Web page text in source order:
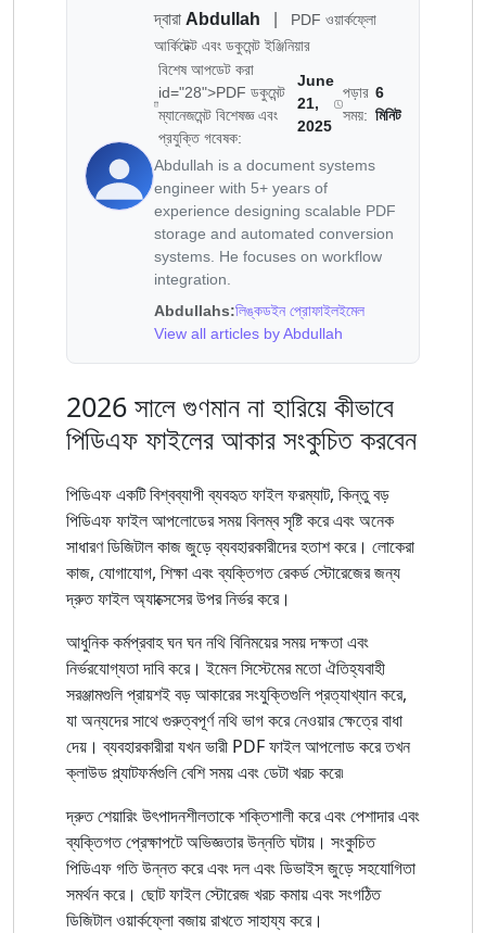
দ্বারা Abdullah
PDF ওয়ার্কফ্লো
আর্কিটেক্ট এবং ডকুমেন্ট ইঞ্জিনিয়ার
বিশেষ আপডেট করা
id="28">PDF ডকুমেন্ট
ম্যানেজমেন্ট বিশেষজ্ঞ এবং
প্রযুক্তি গবেষক:
June
21,
2025
পড়ার
সময়:
6
মিনিট
Abdullah is a document systems
engineer with 5+ years of
experience designing scalable PDF
storage and automated conversion
systems. He focuses on workflow
integration.
Abdullahs:লিঙ্কডইন প্রোফাইলইমেল
View all articles by Abdullah
2026 সালে গুণমান না হারিয়ে কীভাবে
পিডিএফ ফাইলের আকার সংকুচিত করবেন
পিডিএফ একটি বিশ্বব্যাপী ব্যবহৃত ফাইল ফরম্যাট, কিন্তু বড়
পিডিএফ ফাইল আপলোডের সময় বিলম্ব সৃষ্টি করে এবং অনেক
সাধারণ ডিজিটাল কাজ জুড়ে ব্যবহারকারীদের হতাশ করে। লোকেরা
কাজ, যোগাযোগ, শিক্ষা এবং ব্যক্তিগত রেকর্ড স্টোরেজের জন্য
দ্রুত ফাইল অ্যাক্সেসের উপর নির্ভর করে।
আধুনিক কর্মপ্রবাহ ঘন ঘন নথি বিনিময়ের সময় দক্ষতা এবং
নির্ভরযোগ্যতা দাবি করে। ইমেল সিস্টেমের মতো ঐতিহ্যবাহী
সরঞ্জামগুলি প্রায়শই বড় আকারের সংযুক্তিগুলি প্রত্যাখ্যান করে,
যা অন্যদের সাথে গুরুত্বপূর্ণ নথি ভাগ করে নেওয়ার ক্ষেত্রে বাধা
দেয়। ব্যবহারকারীরা যখন ভারী PDF ফাইল আপলোড করে তখন
ক্লাউড প্ল্যাটফর্মগুলি বেশি সময় এবং ডেটা খরচ করে৷
দ্রুত শেয়ারিং উৎপাদনশীলতাকে শক্তিশালী করে এবং পেশাদার এবং
ব্যক্তিগত প্রেক্ষাপটে অভিজ্ঞতার উন্নতি ঘটায়। সংকুচিত
পিডিএফ গতি উন্নত করে এবং দল এবং ডিভাইস জুড়ে সহযোগিতা
সমর্থন করে। ছোট ফাইল স্টোরেজ খরচ কমায় এবং সংগঠিত
ডিজিটাল ওয়ার্কফ্লো বজায় রাখতে সাহায্য করে।